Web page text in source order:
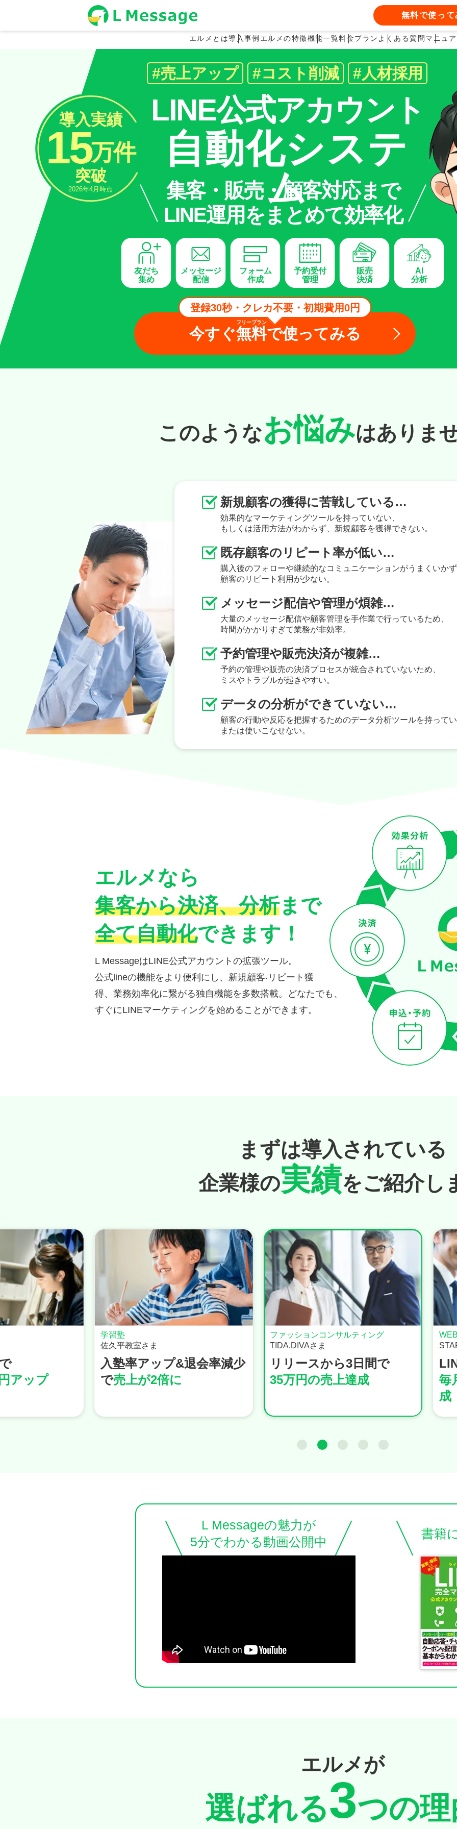
無料で使って
エルメとは導入事例 エルメの特徴機能一覧料金プラン よくある質問マニュ
LINE公式アカウント
自動化システ
ム
集客・販売・顧客対応まで
LINE運用をまとめて効率化
友だち
集め
メッセージ
配信
フォーム
作成
予約受付
管理
販売
決済
AI
分析
#売上アップ #コスト削減 #人材採用
導入実績
15万件
突破
2026年4月時点
登録30秒・クレカ不要・初期費用0円
今すぐ無料
フリープラン
で使ってみる
このようなお悩みはありま
新規顧客の獲得に苦戦している…
効果的なマーケティングツールを持っていない、
もしくは活⽤⽅法がわからず、新規顧客を獲得できない。
既存顧客のリピート率が低い…
購⼊後のフォローや継続的なコミュニケーションがうまくいか
顧客のリピート利⽤が少ない。
メッセージ配信や管理が煩雑…
⼤量のメッセージ配信や顧客管理を⼿作業で⾏っているため、
時間がかかりすぎて業務が⾮効率。
予約管理や販売決済が複雑…
予約の管理や販売の決済プロセスが統合されていないため、
ミスやトラブルが起きやすい。
データの分析ができていない…
顧客の⾏動や反応を把握するためのデータ分析ツールを持って
または使いこなせない。
エルメなら
集客から決済、分析まで
全て⾃動化できます！
L MessageはLINE公式アカウントの拡張ツール。
公式lineの機能をより便利にし、新規顧客‧リピート獲
得、業務効率化に繋がる独⾃機能を多数搭載。どなたでも、
すぐにLINEマーケティングを始めることができます。
まずは導⼊されている
企業様の実績をご紹介し
退会率減少
ファッションコンサルティング
TIDA.DIVAさま
リリースから3⽇間で
35万円の売上達成
WEBサービス
STAR株式会社さま
LINE公式アカウントで
毎月100万円以上の収益達
不動
社
運
お
円
L Messageの魅力が
5分でわかる動画公開中
書籍
エルメが
選ばれる3つの
一斉配信・予約配信
友だち全員に一括してメッセージを配信
メッセージ配信以外のアクションも設定可能
友だち全員や特定の友だちを絞り込んでメッセージ配信
ができます。もちろん、配信日時を指定して予約するこ
とも可能です。メッセージの配信だけでなく、リッチメ
ニューの変更やタグ付けなどのアクションを予約するこ
ともできます。
テンプレート
ンプレートの引用送信もできます
よく利用するテキストや画像を保存しておくことができ
ます。テキスト以外にも、ボタン付きのカルーセルタイ
プやメディア（画像・動画・音声）メッセージの保存も
可能です。
与
サロン・面談予約
LINE上で簡単に予約の管理が可能
Googleカレンダー連携搭載
美容室やマッサージ、1:1の打ち合わせの予約管理機能
誘致メッセージを送信することができます。
Googleカレンダーとの連携も可能で自動的に予約停止
も可能です。
ヨ
イベント予約
大人数が参加するイベントの予約管理ができる機能で
予約前後のリマインドメッセージ、予約時の事前決済に
対応しています。
単品商品
LINE上でスムーズな商品決済
購入者のみのアクション設定が可能
単品商品の販売が可能な機能です。商品は有形・無形問
商品購入者だけを絞り込んで、リッチメニュー表示など
のアクションを稼働させることもできます。
継続商品
LINEでサブスク決
トライアル期間の
毎月や2週間に1度など、
一定回数で請求をストッ
してもご利用いただけま
タグ管理
様々な属性の組合せで顧客を分析
より精度の高いデータ分析が可能
友だちをタグで管理できる機能です。性別、年代、興味
関心、お悩みなど自由に作成できます。
例えば、「男性」「女性」などのタグを作成し、性別ご
とにクーポンを自動配信することができます。
コンバージョン
特定の行動をしたユーザーにアクション稼働
コンバージョン機能は、HTMLコードを埋め込んだペー
ジの訪問者を特定し、LINE上でアクションを実行する
ことができる機能です。例えば、商品購入者に対しての
み特定のリッチメニューを表示するなどの使い方が可能
です。
の
友だち情報
可能です。
スタッフ管理
誤配信や誤操作のミスを事前に防ぐ
スタッフの役割ごとに機能の制限できる
複数のスタッフの追加・管理ができます。権限ごとに操
作できる機能の制限も可能なため、複数人でも円滑かつ
安全にエルメの運用が可能になります。
LINE公式アカウント入れ替え
登録データそのままにアカウントを入れ替え
LINE公式アカウントのアカウントが停止になった場合
に、新しいLINE公式アカウントに接続を切り替えるこ
とができます。元々登録していたステップやタグはその
ままでLINE公式アカウントだけを入れ替えることがで
きます。